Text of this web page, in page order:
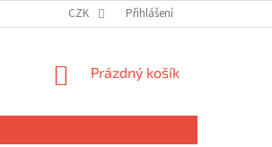
CZK Přihlášení
NÁKUPNÍ
Prázdný košík